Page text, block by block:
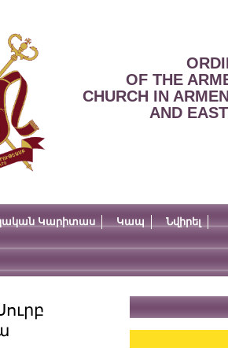
OF THE
CHURCH IN
AND
Կարիտաս Կապ Նվիրել